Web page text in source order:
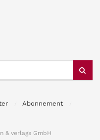
Abonnement
& verlags GmbH